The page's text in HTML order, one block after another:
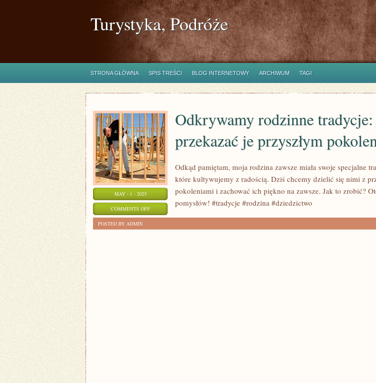
Turystyka, Podróże
STRONA GŁÓWNA SPIS TREŚCI BLOG INTERNETOWY ARCHIWUM TAGI
MAY - 1 - 2025
COMMENTS OFFON
Odkrywamy rodzinne
przekazać je przyszłym
Odkąd pamiętam, moja rodzina zawsze miała swoje specjalne
które kultywujemy z radością. Dziś chcemy dzielić się nimi z
pokoleniami i zachować ich piękno na zawsze. Jak to zrobić?
pomysłów! #tradycje #rodzina #dziedzictwo
POSTED BY ADMIN